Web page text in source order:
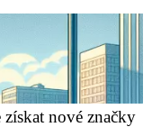
nové značky